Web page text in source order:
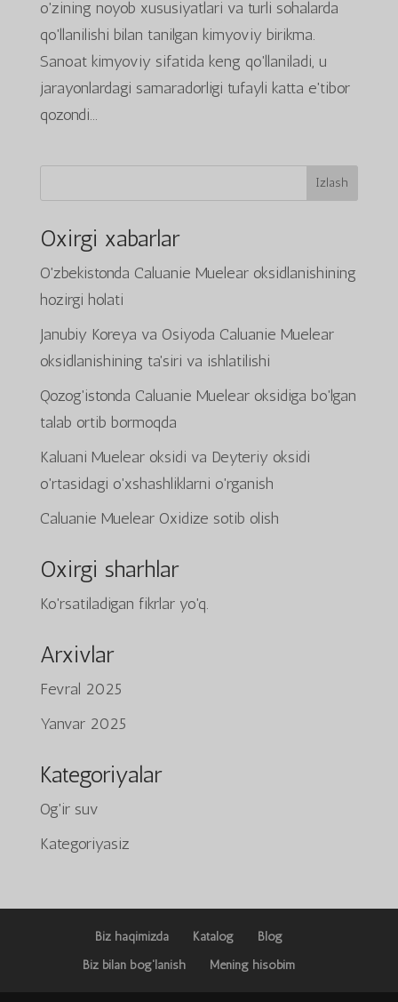
o'zining noyob xususiyatlari va turli sohalarda
qo'llanilishi bilan tanilgan kimyoviy birikma.
Sanoat kimyoviy sifatida keng qo'llaniladi, u
jarayonlardagi samaradorligi tufayli katta e'tibor
qozondi...
Izlash
Oxirgi xabarlar
O'zbekistonda Caluanie Muelear oksidlanishining
hozirgi holati
Janubiy Koreya va Osiyoda Caluanie Muelear
oksidlanishining ta'siri va ishlatilishi
Qozog'istonda Caluanie Muelear oksidiga bo'lgan
talab ortib bormoqda
Kaluani Muelear oksidi va Deyteriy oksidi
o'rtasidagi o'xshashliklarni o'rganish
Caluanie Muelear Oxidize sotib olish
Oxirgi sharhlar
Ko'rsatiladigan fikrlar yo'q.
Arxivlar
Fevral 2025
Yanvar 2025
Kategoriyalar
Og'ir suv
Kategoriyasiz
Biz haqimizda Katalog
Blog
Biz bilan bog'lanish
Mening hisobim
Қазақ тілі
简体中文
Deutsch